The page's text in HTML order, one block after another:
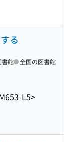
る
L5>
書館 全国の図書館